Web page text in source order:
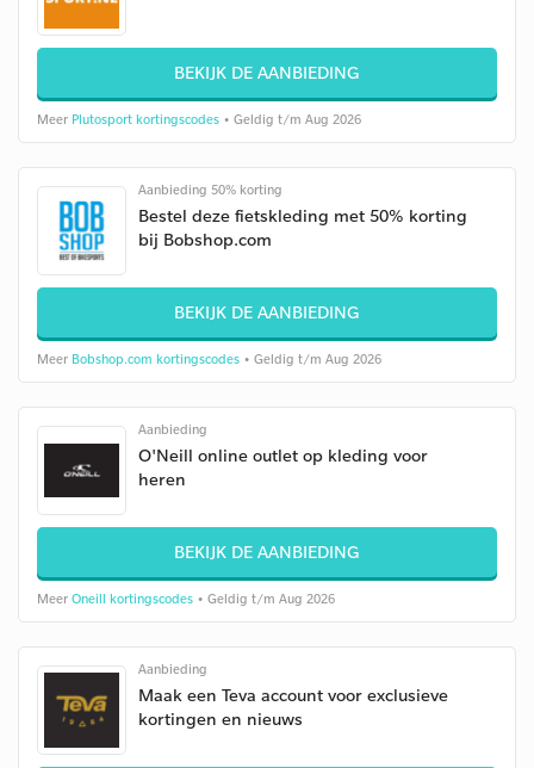
BEKIJK DE AANBIEDING
Meer Plutosport kortingscodes • Geldig t/m Aug 2026
Aanbieding 50% korting
Bestel deze fietskleding met 50% korting
bij Bobshop.com
BEKIJK DE AANBIEDING
Meer Bobshop.com kortingscodes • Geldig t/m Aug 2026
Aanbieding
O'Neill online outlet op kleding voor
heren
BEKIJK DE AANBIEDING
Meer Oneill kortingscodes • Geldig t/m Aug 2026
Aanbieding
Maak een Teva account voor exclusieve
kortingen en nieuws